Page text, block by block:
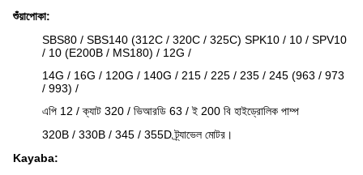
শুঁয়াপোকা:
SBS80 / SBS140 (312C / 320C / 325C) SPK10 / 10 / SPV10
/ 10 (E200B / MS180) / 12G /
14G / 16G / 120G / 140G / 215 / 225 / 235 / 245 (963 / 973
/ 993) /
এপি 12 / ক্যাট 320 / ভিআরডি 63 / ই 200 বি হাইড্রোলিক পাম্প
320B / 330B / 345 / 355D ট্র্যাভেল মোটর।
Kayaba: